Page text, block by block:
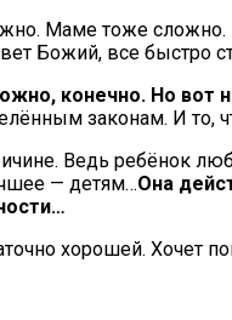
Маме тоже сложно.
Божий, все быстро
конечно. Но
законам. И то,
Ведь ребёнок
— детям…Она
хорошей. Хочет